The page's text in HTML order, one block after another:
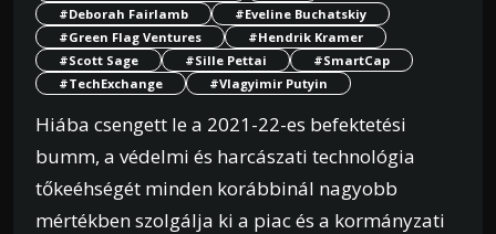
#Deborah Fairlamb
#Eveline Buchatskiy
#Green Flag Ventures
#Hendrik Kramer
#Scott Sage
#Sille Pettai
#SmartCap
#TechExchange
#Vlagyimir Putyin
Hiába csengett le a 2021-22-es befektetési
bumm, a védelmi és harcászati technológia
tőkeéhségét minden korábbinál nagyobb
mértékben szolgálja ki a piac és a kormányzati